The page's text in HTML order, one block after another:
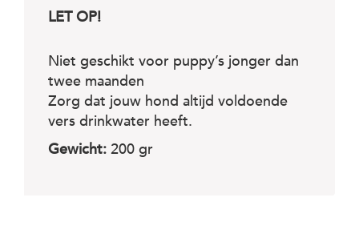
LET OP!
Niet geschikt voor puppy’s jonger dan
twee maanden
Zorg dat jouw hond altijd voldoende
vers drinkwater heeft.
Gewicht: 200 gr